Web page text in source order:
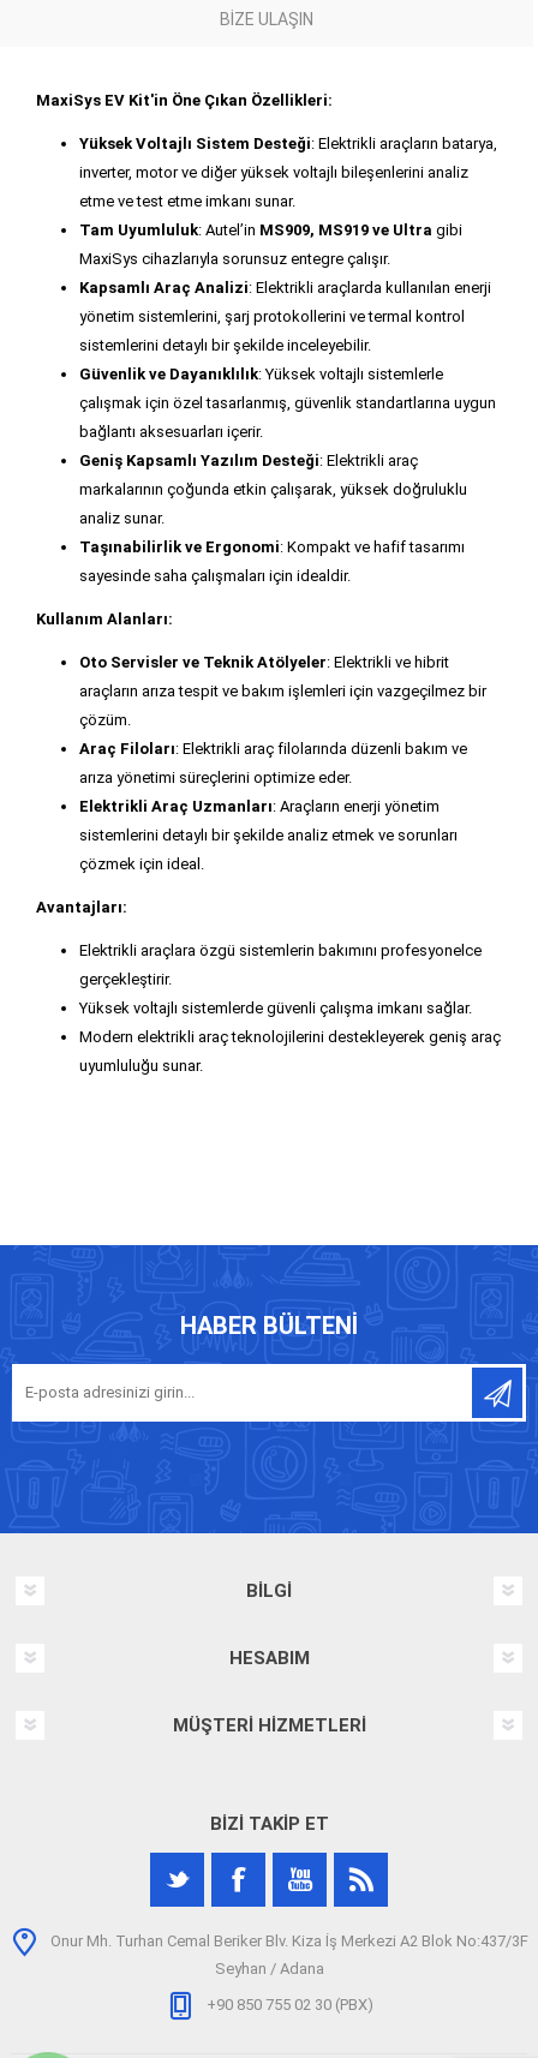
BIZE ULAŞIN
MaxiSys EV Kit'in Öne Çıkan Özellikleri:
Yüksek Voltajlı Sistem Desteği: Elektrikli araçların batarya,
inverter, motor ve diğer yüksek voltajlı bileşenlerini analiz
etme ve test etme imkanı sunar.
Tam Uyumluluk: Autel’in MS909, MS919 ve Ultra gibi
MaxiSys cihazlarıyla sorunsuz entegre çalışır.
Kapsamlı Araç Analizi: Elektrikli araçlarda kullanılan enerji
yönetim sistemlerini, şarj protokollerini ve termal kontrol
sistemlerini detaylı bir şekilde inceleyebilir.
Güvenlik ve Dayanıklılık: Yüksek voltajlı sistemlerle
çalışmak için özel tasarlanmış, güvenlik standartlarına uygun
bağlantı aksesuarları içerir.
Geniş Kapsamlı Yazılım Desteği: Elektrikli araç
markalarının çoğunda etkin çalışarak, yüksek doğruluklu
analiz sunar.
Taşınabilirlik ve Ergonomi: Kompakt ve hafif tasarımı
sayesinde saha çalışmaları için idealdir.
Kullanım Alanları:
Oto Servisler ve Teknik Atölyeler: Elektrikli ve hibrit
araçların arıza tespit ve bakım işlemleri için vazgeçilmez bir
çözüm.
Araç Filoları: Elektrikli araç filolarında düzenli bakım ve
arıza yönetimi süreçlerini optimize eder.
Elektrikli Araç Uzmanları: Araçların enerji yönetim
sistemlerini detaylı bir şekilde analiz etmek ve sorunları
çözmek için ideal.
Avantajları:
Elektrikli araçlara özgü sistemlerin bakımını profesyonelce
gerçekleştirir.
Yüksek voltajlı sistemlerde güvenli çalışma imkanı sağlar.
Modern elektrikli araç teknolojilerini destekleyerek geniş araç
uyumluluğu sunar.
HABER BÜLTENI
BILGI
HESABIM
MÜŞTERI HIZMETLERI
BIZI TAKIP ET
Onur Mh. Turhan Cemal Beriker Blv. Kiza İş Merkezi A2 Blok No:437/3F
Seyhan / Adana
+90 850 755 02 30 (PBX)